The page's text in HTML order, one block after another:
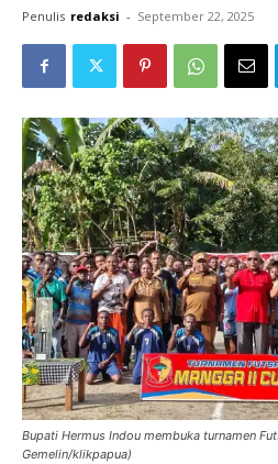
Penulis redaksi - September 22, 2025
Bupati Hermus Indou membuka turnamen
Gemelin/klikpapua)